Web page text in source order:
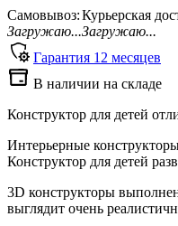
Самовывоз:
Загружаю...
Курьерская
Загружаю...
Гарантия 12 месяцев
В наличии на складе
Конструктор для детей
Интерьерные
Конструктор для детей
3D конструкторы
выглядит очень